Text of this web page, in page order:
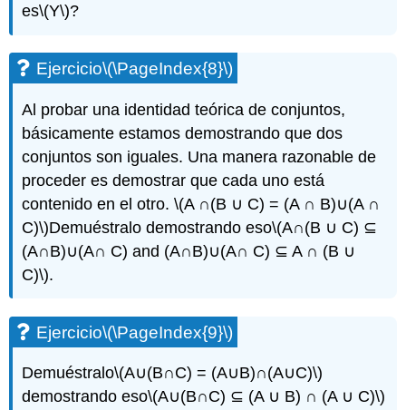
es\(Y\)?
Ejercicio\(\PageIndex{8}\)
Al probar una identidad teórica de conjuntos,
básicamente estamos demostrando que dos
conjuntos son iguales. Una manera razonable de
proceder es demostrar que cada uno está
contenido en el otro.\(A ∩(B ∪ C) = (A ∩ B)∪(A ∩
C)\)Demuéstralo demostrando eso\(A∩(B ∪ C) ⊆
(A∩B)∪(A∩ C) and (A∩B)∪(A∩ C) ⊆ A ∩ (B ∪
C)\).
Ejercicio\(\PageIndex{9}\)
Demuéstralo\(A∪(B∩C) = (A∪B)∩(A∪C)\)
demostrando eso\(A∪(B∩C) ⊆ (A ∪ B) ∩ (A ∪ C)\)